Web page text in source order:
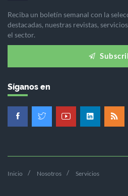
Reciba un boletín semanal con la
destacadas, nuestras revistas,
el sector.
Síganos en
Inicio Nosotros Servicios